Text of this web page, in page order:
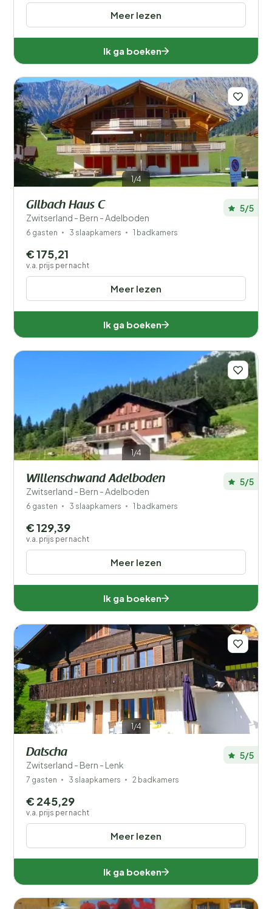
Meer lezen
Ik ga boeken
1/4
Gilbach Haus C
Zwitserland - Bern - Adelboden
5/5
6 gasten 3 slaapkamers 1 badkamers
Meer lezen
€ 175,21
v.a. prijs per nacht
Ik ga boeken
1/4
Willenschwand Adelboden
Zwitserland - Bern - Adelboden
5/5
6 gasten 3 slaapkamers 1 badkamers
Meer lezen
€ 129,39
v.a. prijs per nacht
Ik ga boeken
1/4
Datscha
Zwitserland - Bern - Lenk
5/5
7 gasten 3 slaapkamers 2 badkamers
Meer lezen
€ 245,29
v.a. prijs per nacht
Ik ga boeken